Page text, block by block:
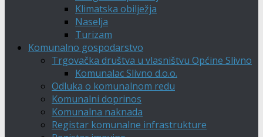
Klimatska obilježja
Naselja
Turizam
Komunalno gospodarstvo
Trgovačka društva u vlasništvu Općine Slivno
Komunalac Slivno d.o.o.
Odluka o komunalnom redu
Komunalni doprinos
Komunalna naknada
Registar komunalne infrastrukture